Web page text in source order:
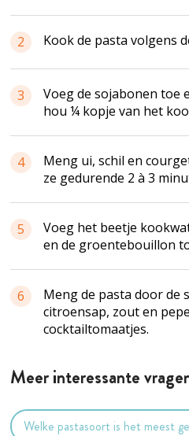
2 Kook de pasta volgens
3
Voeg de sojabonen toe
hou ¼ kopje van het
4
Meng ui, schil en
ze gedurende 2 à 3
5
Voeg het beetje
en de groentebouillon
6
Meng de pasta door de
citroensap, zout en
cocktailtomaatjes.
Meer interessante
Welke pastasoort is het meest